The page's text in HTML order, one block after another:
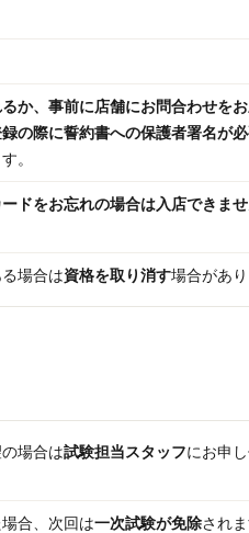
か、事前に店舗にお問合わせを
の際に誓約書への保護者署名が
。
ードをお忘れの場合は入店できま
場合は資格を取り消す場合があ
場合は試験担当スタッフにお申
合、次回は一次試験が免除され